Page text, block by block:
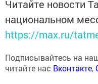
Читайте новости
национальном
https://max.ru/
Подписывайтесь на
читайте нас Вконтакте,